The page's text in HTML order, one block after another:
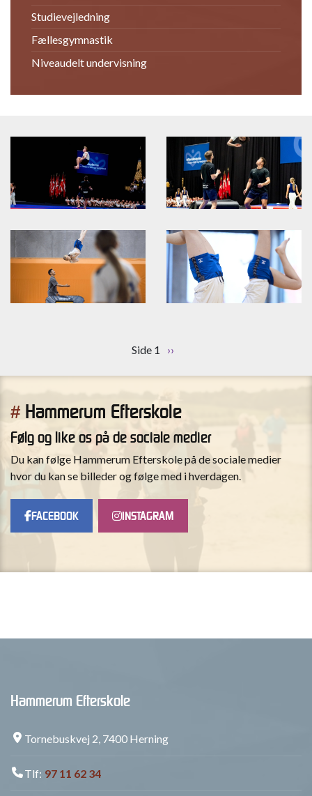
Studievejledning
Fællesgymnastik
Niveaudelt undervisning
Sideinddeling
Side 1
Næste
››
# Hammerum Efterskole
Følg og like os på de sociale medier
Du kan følge Hammerum Efterskole på de sociale medier
hvor du kan se billeder og følge med i hverdagen.
FACEBOOK INSTAGRAM
Hammerum Efterskole
Tornebuskvej 2, 7400 Herning
Tlf: 97 11 62 34